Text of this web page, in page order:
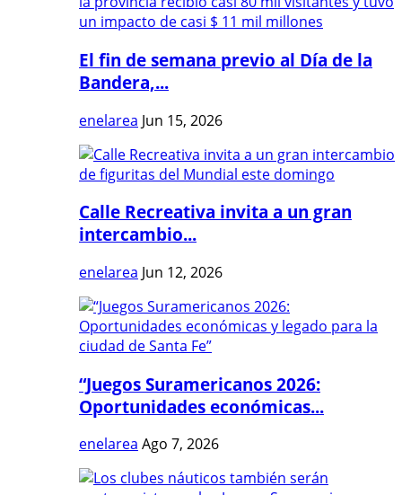
El fin de semana previo al Día de la
Bandera,...
enelarea Jun 15, 2026
Calle Recreativa invita a un gran
intercambio...
enelarea Jun 12, 2026
“Juegos Suramericanos 2026:
Oportunidades económicas...
enelarea Ago 7, 2026